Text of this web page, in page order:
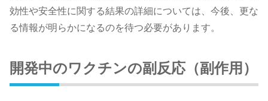
効性や安全性に関する結果の詳細については、今後、更な
る情報が明らかになるのを待つ必要があります。
開発中のワクチンの副反応（副作用）